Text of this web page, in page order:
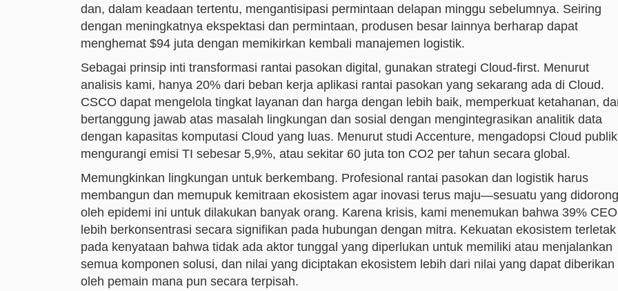
dan, dalam keadaan tertentu, mengantisipasi permintaan delapan minggu sebelumnya. Seiring
dengan meningkatnya ekspektasi dan permintaan, produsen besar lainnya berharap dapat
menghemat $94 juta dengan memikirkan kembali manajemen logistik.
Sebagai prinsip inti transformasi rantai pasokan digital, gunakan strategi Cloud-first. Menurut
analisis kami, hanya 20% dari beban kerja aplikasi rantai pasokan yang sekarang ada di Cloud.
CSCO dapat mengelola tingkat layanan dan harga dengan lebih baik, memperkuat ketahanan,
bertanggung jawab atas masalah lingkungan dan sosial dengan mengintegrasikan analitik data
dengan kapasitas komputasi Cloud yang luas. Menurut studi Accenture, mengadopsi Cloud publik
mengurangi emisi TI sebesar 5,9%, atau sekitar 60 juta ton CO2 per tahun secara global.
Memungkinkan lingkungan untuk berkembang. Profesional rantai pasokan dan logistik harus
membangun dan memupuk kemitraan ekosistem agar inovasi terus maju—sesuatu yang didorong
oleh epidemi ini untuk dilakukan banyak orang. Karena krisis, kami menemukan bahwa 39% CEO
lebih berkonsentrasi secara signifikan pada hubungan dengan mitra. Kekuatan ekosistem terletak
pada kenyataan bahwa tidak ada aktor tunggal yang diperlukan untuk memiliki atau menjalankan
semua komponen solusi, dan nilai yang diciptakan ekosistem lebih dari nilai yang dapat diberikan
oleh pemain mana pun secara terpisah.